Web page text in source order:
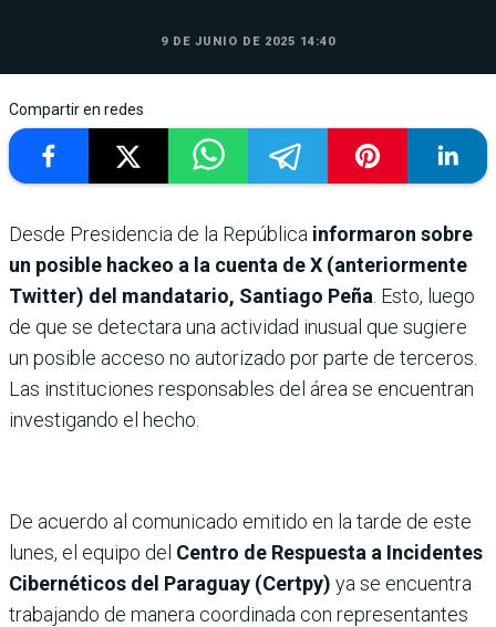
9 DE JUNIO DE 2025 14:40
Compartir en redes
Desde Presidencia de la República informaron sobre
un posible hackeo a la cuenta de X (anteriormente
Twitter) del mandatario, Santiago Peña . Esto, luego
de que se detectara una actividad inusual que sugiere
un posible acceso no autorizado por parte de terceros.
Las instituciones responsables del área se encuentran
investigando el hecho.
De acuerdo al comunicado emitido en la tarde de este
lunes, el equipo del Centro de Respuesta a Incidentes
Cibernéticos del Paraguay (Certpy) ya se encuentra
trabajando de manera coordinada con representantes